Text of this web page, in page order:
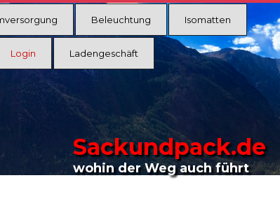
Beleuchtung Isomatten
Login Ladengeschäft
Sackundpack.de
wohin der Weg auch führt